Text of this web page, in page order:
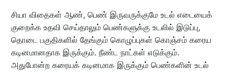
சியா விதைகள் ஆண், பெண் இருவருக்குமே உடல் எடையைக்
குறைக்க உதவி செய்தாலும் பெண்களுக்கு உடலில் இடுப்பு,
தொடை பகுதிகளில் தேங்கும் கொழுப்புகள் கொஞ்சம் கரைய
கடினமானதாக இருக்கும். நீண்ட நாட்கள் எடுக்கும்.
அதுபோன்ற கரையக் கடினமாக இருக்கும் பெண்களின் உடல்